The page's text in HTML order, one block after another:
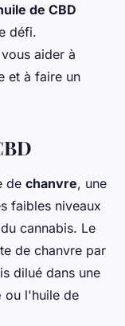
de CBD
défi.
aider à
et à faire un
de chanvre, une
faibles niveaux
cannabis. Le
de chanvre par
dilué dans une
ou l'huile de